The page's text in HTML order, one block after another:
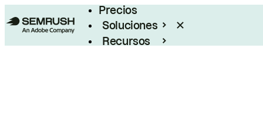
Precios
Soluciones
Recursos